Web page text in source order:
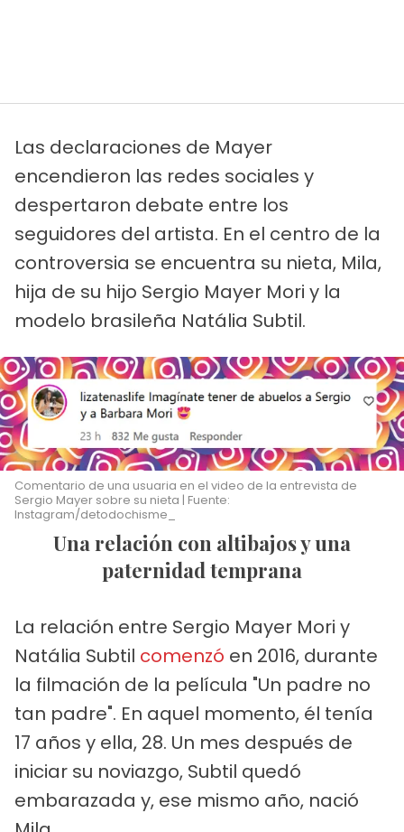
Las declaraciones de Mayer
encendieron las redes sociales y
despertaron debate entre los
seguidores del artista. En el centro de la
controversia se encuentra su nieta, Mila,
hija de su hijo Sergio Mayer Mori y la
modelo brasileña Natália Subtil.
Comentario de una usuaria en el video de la entrevista de
Sergio Mayer sobre su nieta | Fuente:
Instagram/detodochisme_
Una relación con altibajos y una
paternidad temprana
La relación entre Sergio Mayer Mori y
Natália Subtil comenzó en 2016, durante
la filmación de la película "Un padre no
tan padre". En aquel momento, él tenía
17 años y ella, 28. Un mes después de
iniciar su noviazgo, Subtil quedó
embarazada y, ese mismo año, nació